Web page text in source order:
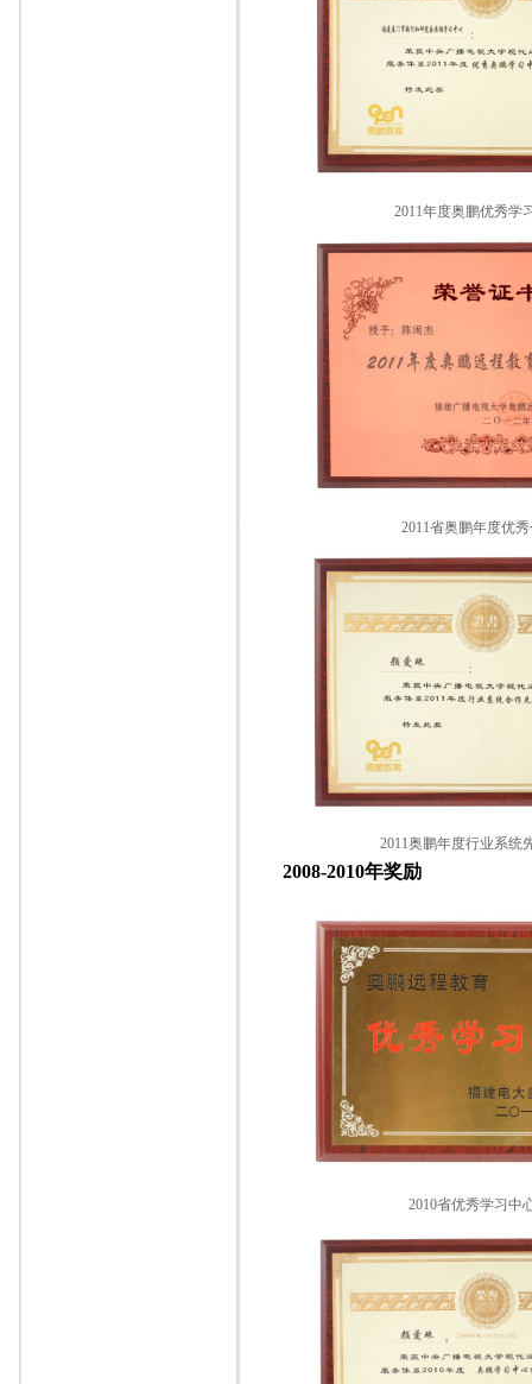
2011年度奥鹏优秀学
2011省奥鹏年度优
2011奥鹏年度行业系统
2008-2010年奖励
2010省优秀学习中